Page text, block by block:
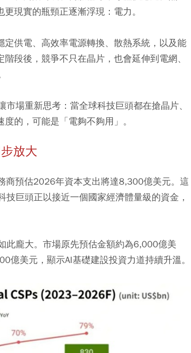
現實的瓶頸正逐漸浮現：電力。
供電、高效率電源轉換、散熱系統，以及能
段後，競爭不只在晶片，也會延伸到電網、
場重新思考：當全球科技巨頭都在搶晶片、
的，可能是「電夠不夠用」。
放大
商預估2026年資本支出將達8,300億美元。這
巨頭正以接近一個國家經濟體量級的資金，
此龐大。市場原先預估金額約為6,000億美
美元，顯示AI基礎建設投資力道持續升溫。